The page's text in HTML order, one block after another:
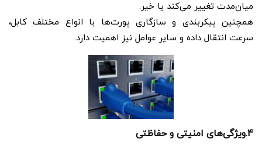
میان‌مدت تغییر می‌کند یا خیر.
همچنین پیکربندی و سازگاری پورت‌ها با انواع مختلف کابل،
سرعت انتقال داده و سایر عوامل نیز اهمیت دارد.
4.ویژگی‌های امنیتی و حفاظتی